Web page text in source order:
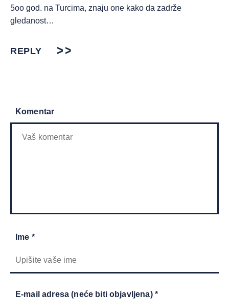
5oo god. na Turcima, znaju one kako da zadrže
gledanost…
REPLY
Komentar
Ime *
E-mail adresa (neće biti objavljena) *